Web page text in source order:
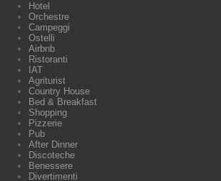
Hotel
Orchestre
Campeggi
Ostelli
Airbnb
Ristoranti
IAT
Agriturist
Country House
Bed & Breakfast
Shopping
Pizzerie
Pub
After Dinner
Discoteche
Benessere
Divertimenti